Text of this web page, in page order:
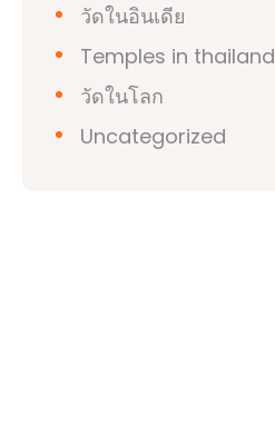
วัดในอินเดีย
Temples in thailand
วัดในโลก
Uncategorized